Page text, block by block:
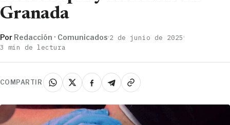
Granada
Por Redacción · Comunicados·2 de junio de 2025·
3 min de lectura
COMPARTIR